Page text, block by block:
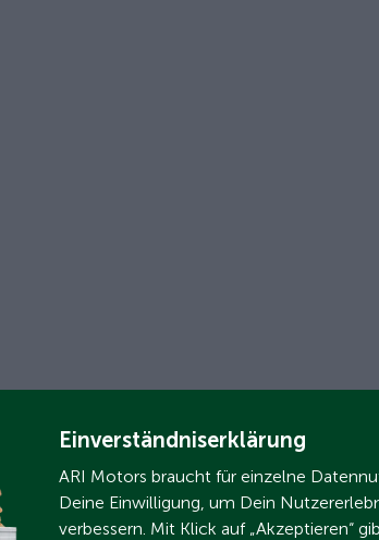
Einverständniserklärung
ARI Motors braucht für einzelne
Deine Einwilligung, um Dein
verbessern. Mit Klick auf „Akzeptieren“